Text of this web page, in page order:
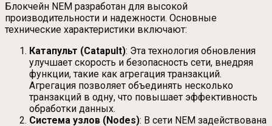
Блокчейн NEM разработан для высокой
производительности и надежности. Основные
технические характеристики включают:
Катапульт (Catapult): Эта технология обновления
улучшает скорость и безопасность сети, внедряя
функции, такие как агрегация транзакций.
Агрегация позволяет объединять несколько
транзакций в одну, что повышает эффективность
обработки данных.
Система узлов (Nodes): В сети NEM задействована